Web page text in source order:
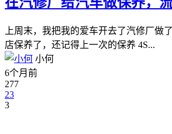
上周末，我把我的爱车开去了汽修厂做
店保养了，还记得上一次的保养 4S...
小何
6个月前
277
23
3